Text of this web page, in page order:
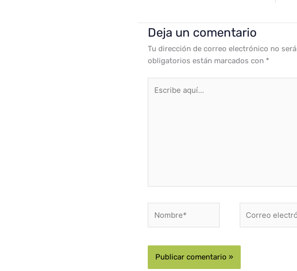
Deja un comentario
Tu dirección de correo electrónico no
obligatorios están marcados con *
aquí...
electrónico*